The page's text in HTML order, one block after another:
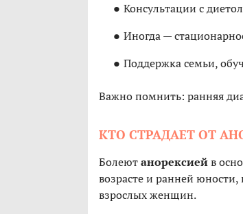
Консультации с
Иногда —
Поддержка семьи,
Важно помнить: ранняя
КТО СТРАДАЕТ ОТ
Болеютанорексиейв
возрасте и ранней
взрослых женщин.